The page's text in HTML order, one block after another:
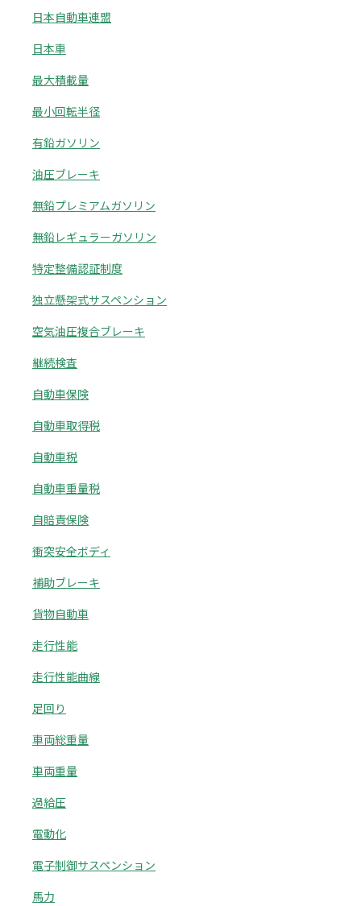
日本自動車連盟
日本車
最大積載量
最小回転半径
有鉛ガソリン
油圧ブレーキ
無鉛プレミアムガソリン
無鉛レギュラーガソリン
特定整備認証制度
独立懸架式サスペンション
空気油圧複合ブレーキ
継続検査
自動車保険
自動車取得税
自動車税
自動車重量税
自賠責保険
衝突安全ボディ
補助ブレーキ
貨物自動車
走行性能
走行性能曲線
足回り
車両総重量
車両重量
過給圧
電動化
電子制御サスペンション
馬力